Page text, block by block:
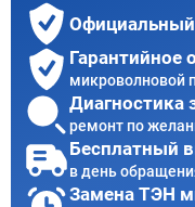
Официальный
Гарантийное
микроволновой
Диагностика
ремонт по
Бесплатный
в день
Замена ТЭН